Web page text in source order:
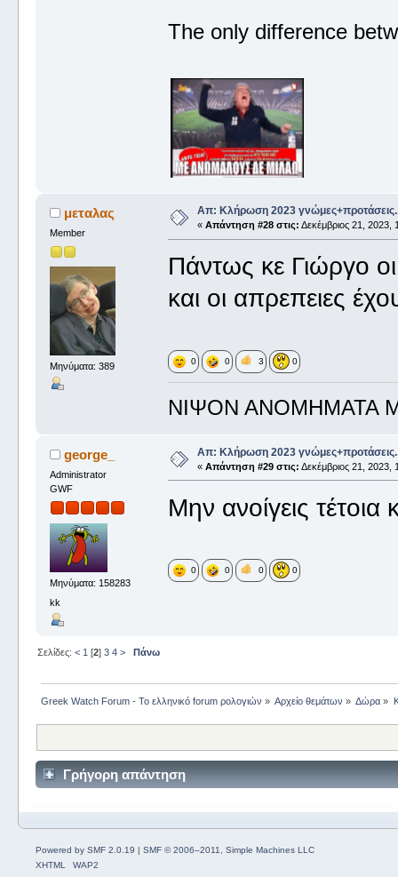
The only difference
μεταλας
Member
Μηνύματα: 389
Απ: Κλήρωση 2023
« Απάντηση #28 στις: Δεκέμβριος 21, 2023,
Πάντως κε Γιώργο
και οι απρεπειες
0 0 3 0
ΝΙΨΟΝ ΑΝΟΜΗΜΑΤΑ
george_
Administrator
GWF
Μηνύματα: 158283
kk
Απ: Κλήρωση 2023
« Απάντηση #29 στις: Δεκέμβριος 21, 2023,
Μην ανοίγεις τέτοια
0 0 0 0
Σελίδες: < 1 [2] 3 4 > Πάνω
Greek Watch Forum - Το ελληνικό forum ρολογιών » Αρχείο θεμάτων » Δώρα »
Γρήγορη απάντηση
Powered by SMF 2.0.19 | SMF © 2006–2011, Simple Machines LLC
XHTML
WAP2